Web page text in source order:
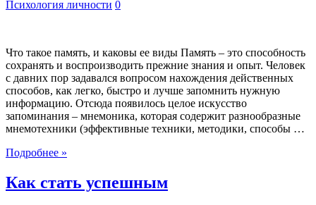
Психология личности 0
Что такое память, и каковы ее виды Память – это способность
сохранять и воспроизводить прежние знания и опыт. Человек
с давних пор задавался вопросом нахождения действенных
способов, как легко, быстро и лучше запомнить нужную
информацию. Отсюда появилось целое искусство
запоминания – мнемоника, которая содержит разнообразные
мнемотехники (эффективные техники, методики, способы …
Подробнее »
Как стать успешным